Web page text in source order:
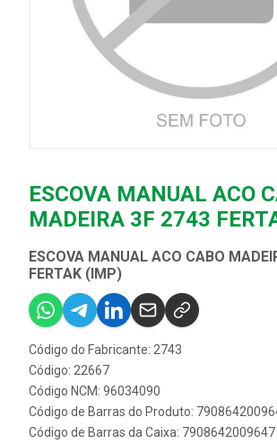
ESCOVA MANUAL ACO
MADEIRA 3F 2743
ESCOVA MANUAL ACO CABO
FERTAK (IMP)
Código do Fabricante: 2743
Código: 22667
Código NCM: 96034090
Código de Barras do Produto:
Código de Barras da Caixa: 7908642009647